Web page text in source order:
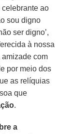
celebrante ao
sou digno
ser digno’,
à nossa
com
por meio dos
as relíquias
que
.
a